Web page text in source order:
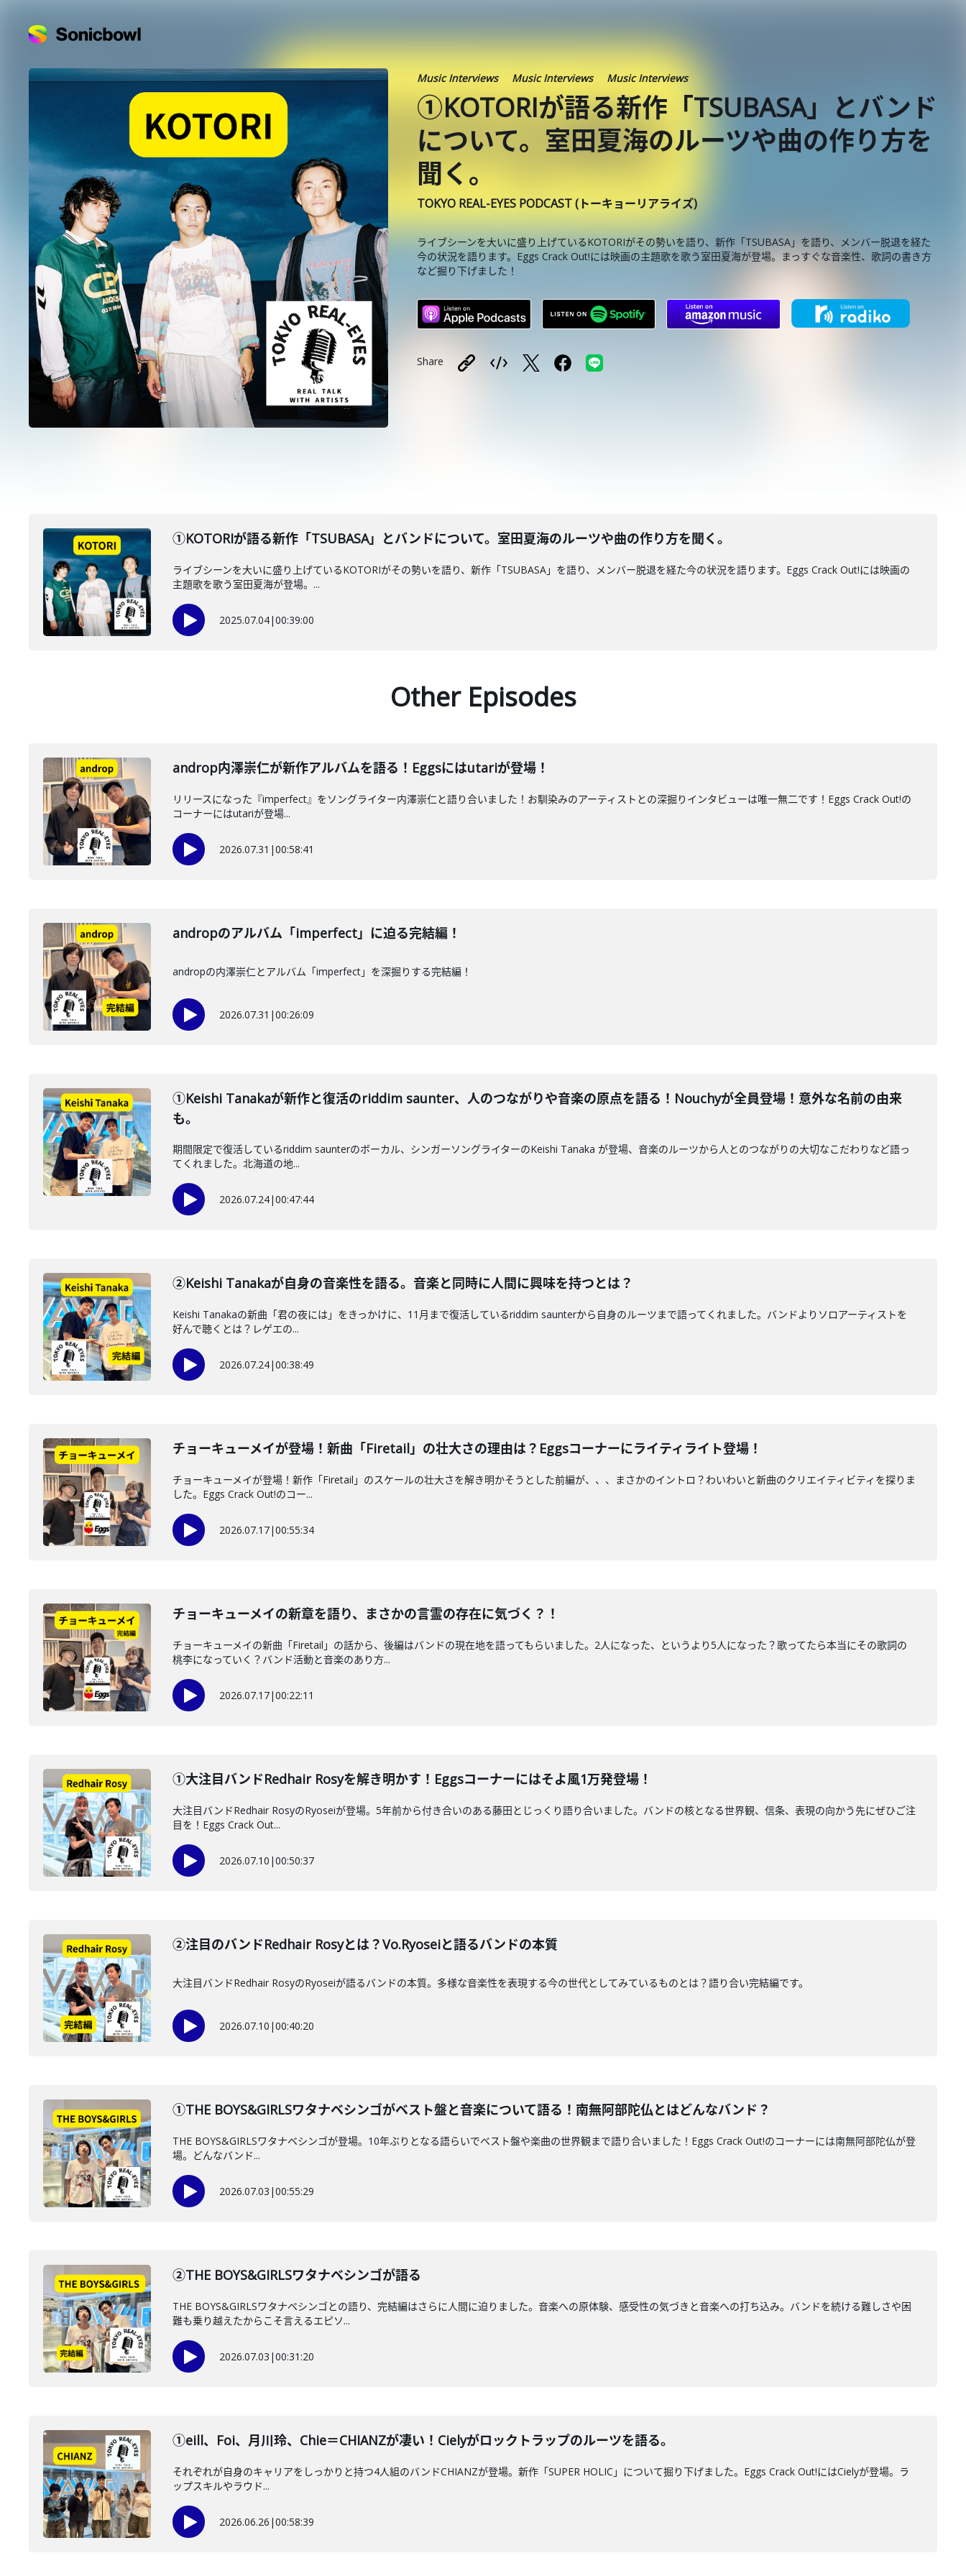
Music Interviews Music Interviews Music Interviews
①KOTORIが語る新作「TSUBASA」とバンド
について。室田夏海のルーツや曲の作り方を
聞く。
TOKYO REAL-EYES PODCAST (トーキョーリアライズ)
ライブシーンを大いに盛り上げているKOTORIがその勢いを語り、新作「TSUBASA」を語り、メンバー脱退を経た
今の状況を語ります。Eggs Crack Out!には映画の主題歌を歌う室田夏海が登場。まっすぐな音楽性、歌詞の書き方
など掘り下げました！
Share
①KOTORIが語る新作「TSUBASA」とバンドについて。室田夏海のルーツや曲の作り方を聞く。
ライブシーンを大いに盛り上げているKOTORIがその勢いを語り、新作「TSUBASA」を語り、メンバー脱退を経た今の状況を語ります。Eggs Crack Out!には映画の
主題歌を歌う室田夏海が登場。...
2025.07.04|00:39:00
Other Episodes
androp内澤崇仁が新作アルバムを語る！Eggsにはutariが登場！
リリースになった『imperfect』をソングライター内澤崇仁と語り合いました！お馴染みのアーティストとの深掘りインタビューは唯一無二です！Eggs Crack Out!の
コーナーにはutariが登場...
2026.07.31 |00:58:41
andropのアルバム「imperfect」に迫る完結編！
andropの内澤崇仁とアルバム「imperfect」を深掘りする完結編！
2026.07.31 |00:26:09
①Keishi Tanakaが新作と復活のriddim saunter、人のつながりや音楽の原点を語る！Nouchyが全員登場！意外な名前の由来
も。
期間限定で復活しているriddim saunterのボーカル、シンガーソングライターのKeishi Tanaka が登場、音楽のルーツから人とのつながりの大切なこだわりなど語っ
てくれました。北海道の地...
2026.07.24|00:47:44
②Keishi Tanakaが自身の音楽性を語る。音楽と同時に人間に興味を持つとは？
Keishi Tanakaの新曲「君の夜には」をきっかけに、11月まで復活しているriddim saunterから自身のルーツまで語ってくれました。バンドよりソロアーティストを
好んで聴くとは？レゲエの...
2026.07.24|00:38:49
チョーキューメイが登場！新曲「Firetail」の壮大さの理由は？Eggsコーナーにライティライト登場！
チョーキューメイが登場！新作「Firetail」のスケールの壮大さを解き明かそうとした前編が、、、まさかのイントロ？わいわいと新曲のクリエイティビティを探りま
した。Eggs Crack Out!のコー...
2026.07.17|00:55:34
チョーキューメイの新章を語り、まさかの言霊の存在に気づく？！
チョーキューメイの新曲「Firetail」の話から、後編はバンドの現在地を語ってもらいました。2人になった、というより5人になった？歌ってたら本当にその歌詞の
桃李になっていく？バンド活動と音楽のあり方...
2026.07.17|00:22:11
①大注目バンドRedhair Rosyを解き明かす！Eggsコーナーにはそよ風1万発登場！
大注目バンドRedhair RosyのRyoseiが登場。5年前から付き合いのある藤田とじっくり語り合いました。バンドの核となる世界観、信条、表現の向かう先にぜひご注
目を！Eggs Crack Out...
2026.07.10 |00:50:37
②注目のバンドRedhair Rosyとは？Vo.Ryoseiと語るバンドの本質
大注目バンドRedhair RosyのRyoseiが語るバンドの本質。多様な音楽性を表現する今の世代としてみているものとは？語り合い完結編です。
2026.07.10 |00:40:20
①THE BOYS&GIRLSワタナベシンゴがベスト盤と音楽について語る！南無阿部陀仏とはどんなバンド？
THE BOYS&GIRLSワタナベシンゴが登場。10年ぶりとなる語らいでベスト盤や楽曲の世界観まで語り合いました！Eggs Crack Out!のコーナーには南無阿部陀仏が登
場。どんなバンド...
2026.07.03 |00:55:29
②THE BOYS&GIRLSワタナベシンゴが語る
THE BOYS&GIRLSワタナベシンゴとの語り、完結編はさらに人間に迫りました。音楽への原体験、感受性の気づきと音楽への打ち込み。バンドを続ける難しさや困
難も乗り越えたからこそ言えるエピソ...
2026.07.03 |00:31:20
①eill、Foi、月川玲、Chie＝CHIANZが凄い！Cielyがロックトラップのルーツを語る。
それぞれが自身のキャリアをしっかりと持つ4人組のバンドCHIANZが登場。新作「SUPER HOLIC」について掘り下げました。Eggs Crack Out!にはCielyが登場。ラ
ップスキルやラウド...
2026.06.26 |00:58:39